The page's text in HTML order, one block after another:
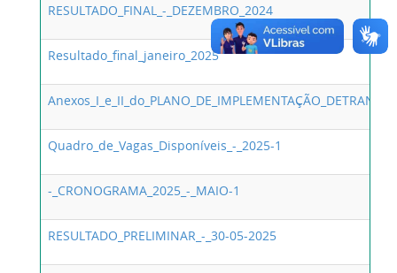
RESULTADO_FINAL_-_DEZEMBRO_2024
Resultado_final_janeiro_2025
Quadro_de_Vagas_Disponíveis_-_2025-1
-_CRONOGRAMA_2025_-_MAIO-1
RESULTADO_PRELIMINAR_-_30-05-2025